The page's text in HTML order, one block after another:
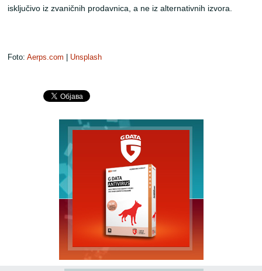
isključivo iz zvaničnih prodavnica, a ne iz alternativnih izvora.
Foto:Aerps.com Unsplash